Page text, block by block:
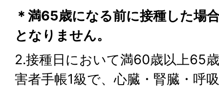
＊満65歳になる前に接種した場
となりません。
2.接種日において満60歳以上65
害者手帳1級で、心臓・腎臓・呼